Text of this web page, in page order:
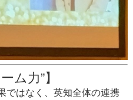
ム力”】
ではなく、英知全体の連携